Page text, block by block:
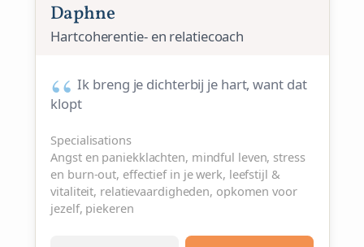
Daphne
Hartcoherentie- en relatiecoach
Ik breng je dichterbij je hart, want dat
klopt
Specialisations
Angst en paniekklachten, mindful leven, stress
en burn-out, effectief in je werk, leefstijl &
vitaliteit, relatievaardigheden, opkomen voor
jezelf, piekeren